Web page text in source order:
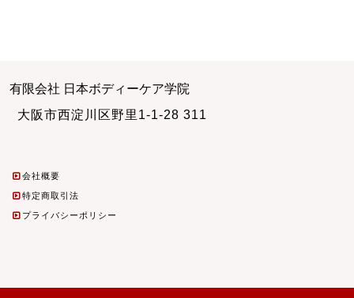
有限会社 日本ボディーケア学院
大阪市西淀川区野里1-1-28 311
会社概要
特定商取引法
プライバシーポリシー